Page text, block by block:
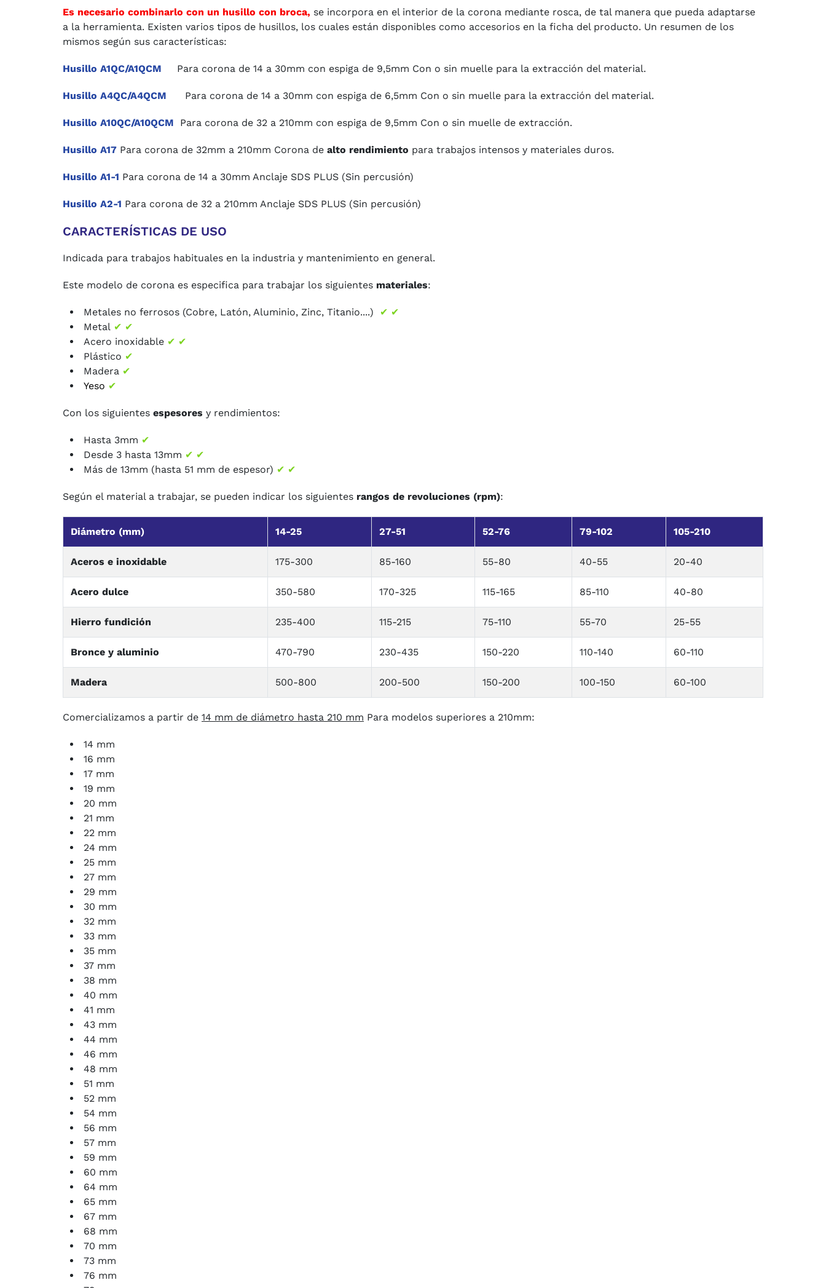
Es necesario combinarlo con un husillo con broca, se incorpora en el interior de la corona mediante rosca, de tal manera que pueda adaptarse
a la herramienta. Existen varios tipos de husillos, los cuales están disponibles como accesorios en la ficha del producto. Un resumen de los
mismos según sus características:
Husillo A1QC/A1QCM Para corona de 14 a 30mm con espiga de 9,5mm Con o sin muelle para la extracción del material.
Husillo A4QC/A4QCM Para corona de 14 a 30mm con espiga de 6,5mm Con o sin muelle para la extracción del material.
Husillo A10QC/A10QCM Para corona de 32 a 210mm con espiga de 9,5mm Con o sin muelle de extracción.
Husillo A17 Para corona de 32mm a 210mm Corona de alto rendimiento para trabajos intensos y materiales duros.
Husillo A1-1 Para corona de 14 a 30mm Anclaje SDS PLUS (Sin percusión)
Husillo A2-1 Para corona de 32 a 210mm Anclaje SDS PLUS (Sin percusión)
CARACTERÍSTICAS DE USO
Indicada para trabajos habituales en la industria y mantenimiento en general.
Este modelo de corona es especifica para trabajar los siguientes materiales:
Metales no ferrosos (Cobre, Latón, Aluminio, Zinc, Titanio....)
✔ ✔
Metal ✔ ✔
Acero inoxidable ✔ ✔
Plástico ✔
Madera ✔
Yeso ✔
Con los siguientes espesores y rendimientos:
Hasta 3mm ✔
Desde 3 hasta 13mm ✔ ✔
Más de 13mm (hasta 51 mm de espesor) ✔ ✔
Según el material a trabajar, se pueden indicar los siguientes rangos de revoluciones (rpm):
Diámetro (mm) 14-25 27-51 52-76 79-102 105-210
Aceros e inoxidable 175-300 85-160 55-80 40-55 20-40
Acero dulce 350-580 170-325 115-165 85-110 40-80
Hierro fundición 235-400 115-215 75-110 55-70 25-55
Bronce y aluminio 470-790 230-435 150-220 110-140 60-110
Madera 500-800 200-500 150-200 100-150 60-100
Comercializamos a partir de 14 mm de diámetro hasta 210 mm Para modelos superiores a 210mm:
14 mm
16 mm
17 mm
19 mm
20 mm
21 mm
22 mm
24 mm
25 mm
27 mm
29 mm
30 mm
32 mm
33 mm
35 mm
37 mm
38 mm
40 mm
41 mm
43 mm
44 mm
46 mm
48 mm
51 mm
52 mm
54 mm
56 mm
57 mm
59 mm
60 mm
64 mm
65 mm
67 mm
68 mm
70 mm
73 mm
76 mm